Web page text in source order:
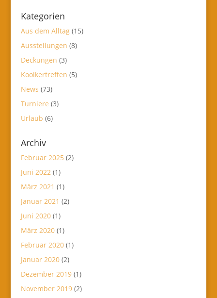
Kategorien
Aus dem Alltag(15)
Ausstellungen (8)
Deckungen (3)
Kooikertreffen (5)
News (73)
Turniere (3)
Urlaub (6)
Archiv
Februar 2025 (2)
Juni 2022(1)
März 2021 (1)
Januar 2021 (2)
Juni 2020(1)
März 2020(1)
Februar 2020(1)
Januar 2020(2)
Dezember 2019(1)
November 2019(2)